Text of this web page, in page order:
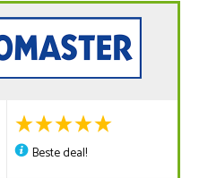
Beste deal!